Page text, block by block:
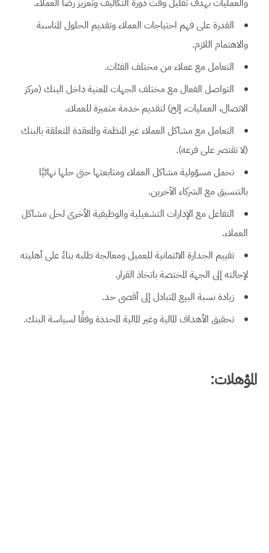
والعمليات بهدف تقليل وقت دورة التكاليف وتعزيز رضا العملاء.
القدرة على فهم احتياجات العملاء وتقديم الحلول المناسبة
والاهتمام اللازم.
التعامل مع عملاء من مختلف الفئات.
التواصل الفعال مع مختلف الجهات المعنية داخل البنك (مركز
الاتصال، العمليات، إلخ) لتقديم خدمة متميزة للعملاء.
التعامل مع مشاكل العملاء غير المنظمة والمعقدة المتعلقة بالبنك
(لا تقتصر على فرعه).
تحمل مسؤولية مشاكل العملاء ومتابعتها حتى حلها نهائيًا
بالتنسيق مع الشركاء الآخرين.
التفاعل مع الإدارات التشغيلية والوظيفية الأخرى لحل مشاكل
العملاء.
تقييم الجدارة الائتمانية للعميل ومعالجة طلبه بناءً على أهليته
لإحالته إلى الجهة المختصة باتخاذ القرار.
زيادة نسبة البيع المتبادل إلى أقصى حد.
تحقيق الأهداف المالية وغير المالية المحددة وفقًا لسياسة البنك.
المؤهلات: